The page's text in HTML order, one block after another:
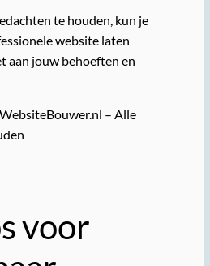
te houden, kun je
website laten
aan jouw behoeften en
– Alle
voor